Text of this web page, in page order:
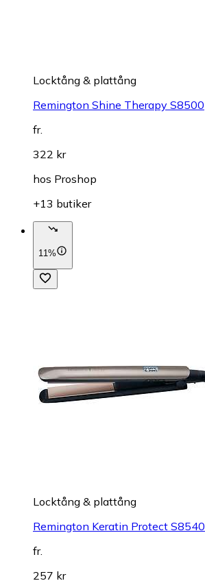
Locktång & plattång
Remington Shine Therapy S8500
fr.
322 kr
hos Proshop
+13 butiker
11%
Locktång & plattång
Remington Keratin Protect S8540
fr.
257 kr